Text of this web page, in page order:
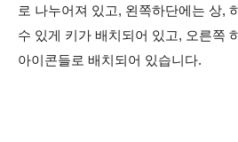
로 나누어져 있고, 왼쪽하단에는 상,
수 있게 키가 배치되어 있고, 오른쪽
아이콘들로 배치되어 있습니다.